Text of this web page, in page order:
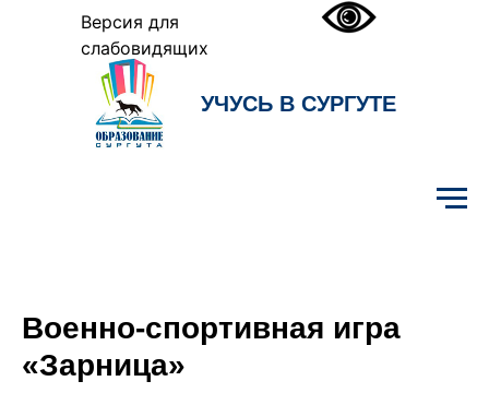
Версия для
слабовидящих
УЧУСЬ В СУРГУТЕ
Военно‑спортивная игра
«Зарница»